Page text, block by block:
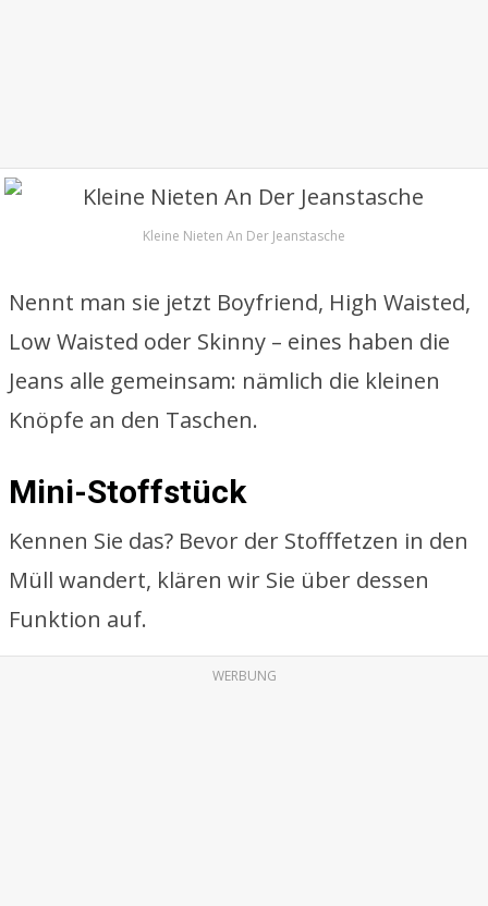
Kleine Nieten An Der Jeanstasche
Nennt man sie jetzt Boyfriend, High Waisted,
Low Waisted oder Skinny – eines haben die
Jeans alle gemeinsam: nämlich die kleinen
Knöpfe an den Taschen.
Mini-Stoffstück
Kennen Sie das? Bevor der Stofffetzen in den
Müll wandert, klären wir Sie über dessen
Funktion auf.
WERBUNG